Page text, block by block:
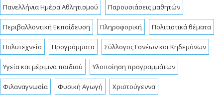
Πανελλήνια Ημέρα Αθλητισμού Παρουσιάσεις μαθητών
Περιβαλλοντική Εκπαίδευση Πληροφορική Πολιτιστικά θέματα
Πολυτεχνείο Προγράμματα Σύλλογος Γονέων και Κηδεμόνων
Υγεία και μέριμνα παιδιού Υλοποίηση προγραμμάτων
Φιλαναγνωσία Φυσική Αγωγή Χριστούγεννα